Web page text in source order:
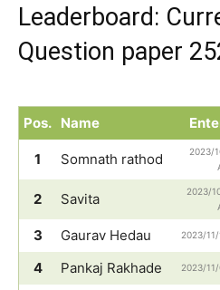
Leaderboard:
Question paper
Pos. Name
1 Somnath rathod
2023/
2 Savita
2023/
3 Gaurav Hedau 2023/
4
Pankaj Rakhade 2023/